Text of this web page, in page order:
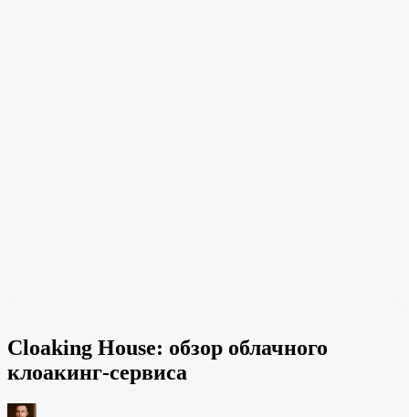
Cloaking House: обзор облачного
клоакинг-сервиса